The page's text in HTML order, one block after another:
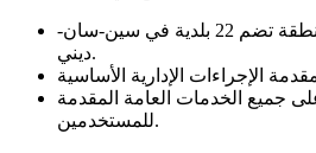
تغطي محافظة رينسي منطقة تضم 22 بلدية في سين-سان-
ديني.
جميع الخدمات العامة المقدمة
للمستخدمين.